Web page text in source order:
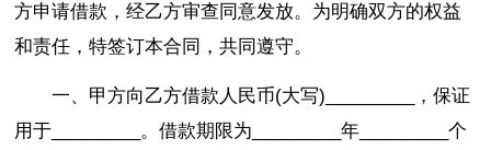
方申请借款，经乙方审查同意发放。为明确双方的权益
和责任，特签订本合同，共同遵守。
一、甲方向乙方借款人民币(大写)_________，保证
用于_________。借款期限为_________年_________个